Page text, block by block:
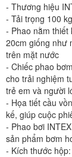
- Thương hiệu
- Tải trọng 100 kg
- Phao nằm thiết
20cm giống như
trên mặt nước
- Chiếc phao
cho trải nghiệm
trẻ em và người
- Họa tiết cầu
kế, giúp cuộc
- Phao bơi
sản phẩm bơm
- Kích thước